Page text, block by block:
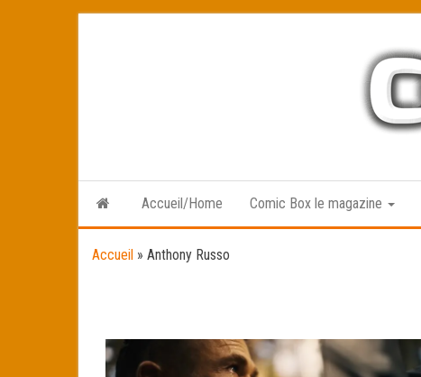
Accueil/Home Comic Box le magazine
Accueil » Anthony Russo